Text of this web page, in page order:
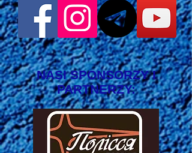
NASI SPONSORZY I
PARTNERZY: